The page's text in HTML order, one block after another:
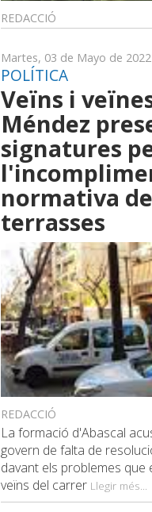
REDACCIÓ
Martes, 03 de Mayo de 2022
POLÍTICA
Veïns i
Méndez
signatures
normativa de
terrasses
REDACCIÓ
La formació d'Abascal
govern de falta de
davant els problemes que
veïns del carrer Llegir més...